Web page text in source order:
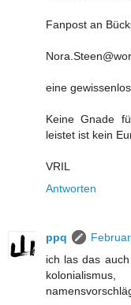
Fanpost an
eine
Keine Gnade
leistet ist kein
VRIL
Antworten
ppq
ich las das